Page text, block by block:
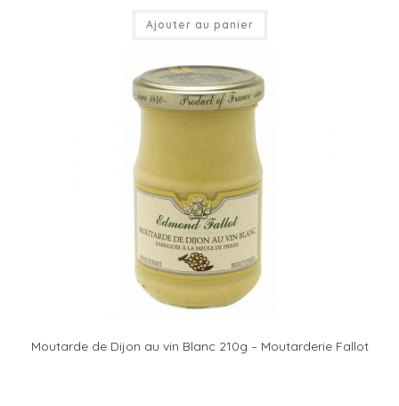
Ajouter au panier
Moutarde de Dijon au vin Blanc 210g – Moutarderie Fallot